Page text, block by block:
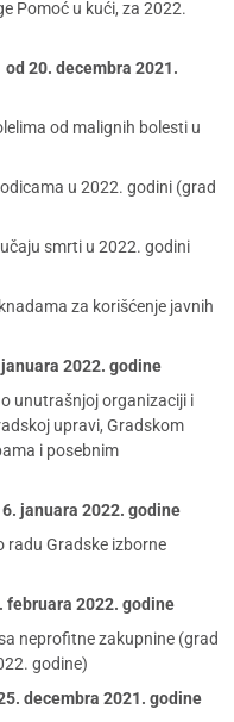
Pomoć u kući, za 2022.
20. decembra 2021.
od malignih bolesti u
u 2022. godini (grad
smrti u 2022. godini
za korišćenje javnih
2022. godine
unutrašnjoj organizaciji i
upravi, Gradskom
i posebnim
januara 2022. godine
radu Gradske izborne
februara 2022. godine
neprofitne zakupnine (grad
godine)
decembra 2021. godine